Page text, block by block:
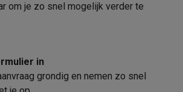
om je zo snel mogelijk verder te
in
grondig en nemen zo snel